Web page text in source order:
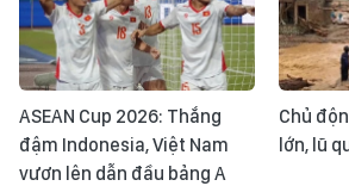
ASEAN Cup 2026: Thắng
đậm Indonesia, Việt Nam
vươn lên dẫn đầu bảng A
Chủ
lớn, lũ